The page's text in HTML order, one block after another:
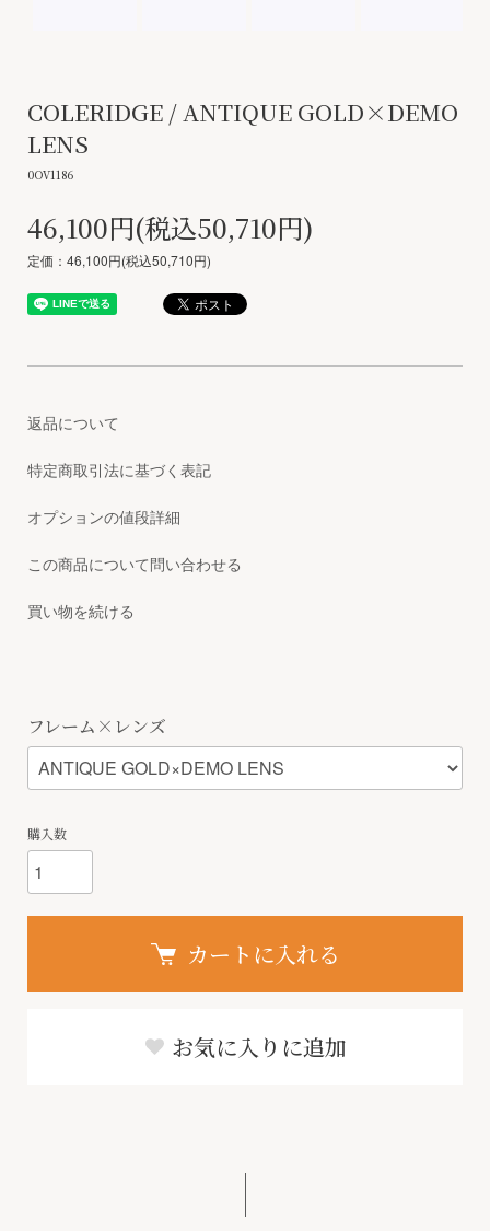
COLERIDGE / ANTIQUE GOLD×DEMO
LENS
0OV1186
46,100円(税込50,710円)
定価：46,100円(税込50,710円)
返品について
特定商取引法に基づく表記
オプションの値段詳細
この商品について問い合わせる
買い物を続ける
フレーム×レンズ
購入数
カートに入れる
お気に入りに追加